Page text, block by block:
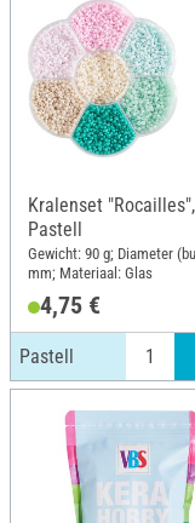
Kralenset "Rocailles",
Pastell
Gewicht: 90 g; Diameter
mm; Materiaal: Glas
4,75 €
Pastell